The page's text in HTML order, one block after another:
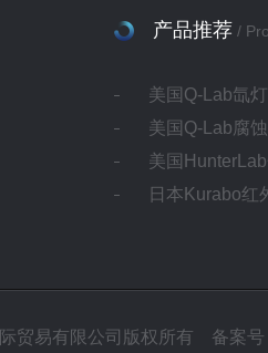
产品推荐 /
美国Q-Lab氙
美国Q-Lab腐
美国
日本Kurabo红
贸易有限公司版权所有 备案